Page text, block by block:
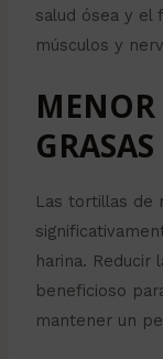
salud ósea y el
músculos y
GRASAS
Las tortillas de
harina. Reducir
beneficioso
mantener un